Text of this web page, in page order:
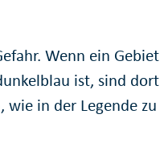
Wenn ein Gebiet
ist, sind dort
wie in der Legende zu